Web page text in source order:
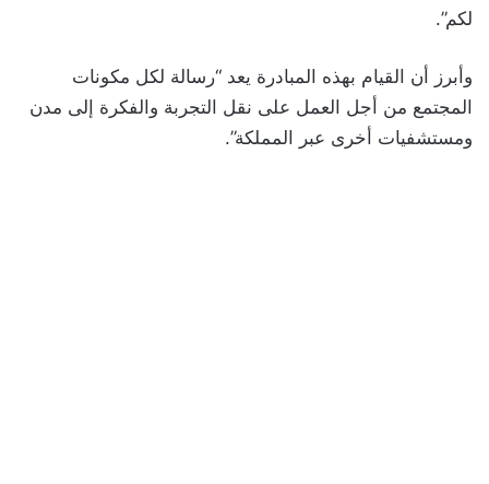
لكم”.
وأبرز أن القيام بهذه المبادرة يعد “رسالة لكل مكونات
المجتمع من أجل العمل على نقل التجربة والفكرة إلى مدن
ومستشفيات أخرى عبر المملكة”.